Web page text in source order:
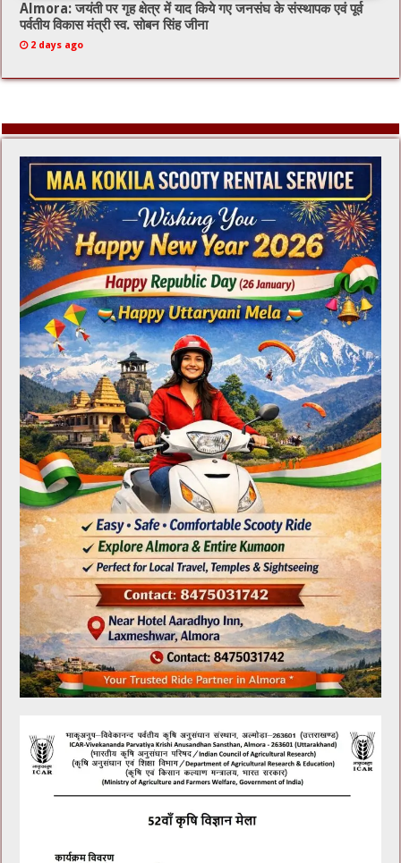
Almora: जयंती पर गृह क्षेत्र में याद किये गए जनसंघ के संस्थापक एवं पूर्व
पर्वतीय विकास मंत्री स्व. सोबन सिंह जीना
2 days ago